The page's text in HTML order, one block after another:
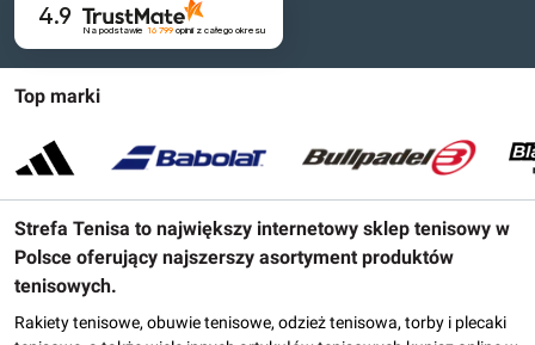
Top marki
Strefa Tenisa to największy internetowy sklep tenisowy w
Polsce oferujący najszerszy asortyment produktów
tenisowych.
Rakiety tenisowe, obuwie tenisowe, odzież tenisowa, torby i plecaki
4.9
Na podstawie 16 799opinii z całego okresu